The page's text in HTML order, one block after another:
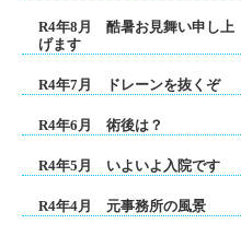
R4年8月 酷暑お見舞い申し上
げます
R4年7月 ドレーンを抜くぞ
R4年6月 術後は？
R4年5月 いよいよ入院です
R4年4月 元事務所の風景